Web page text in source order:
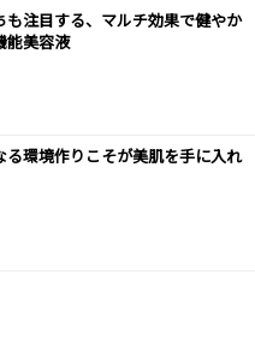
も注目する、マルチ効果で健やか
能美容液
る環境作りこそが美肌を手に入れ